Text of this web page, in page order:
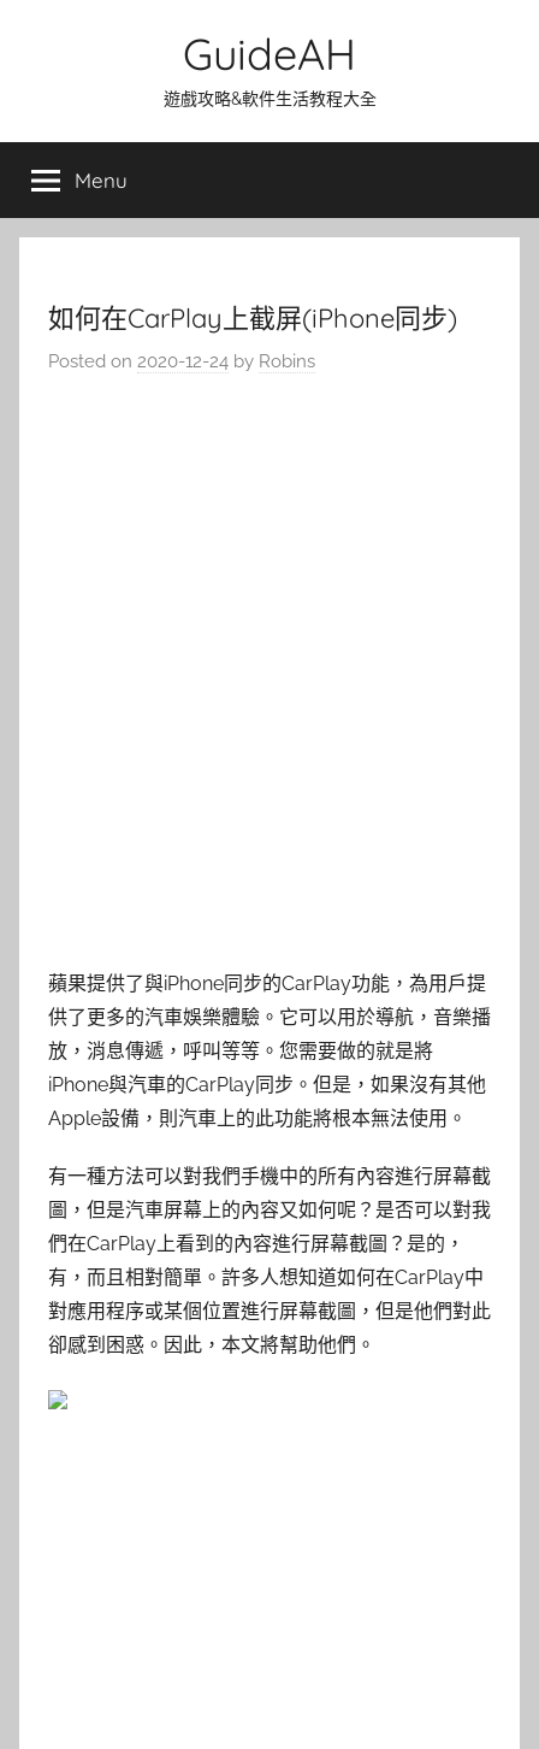
GuideAH
遊戲攻略&軟件生活教程大全
Menu
如何在CarPlay上截屏(iPhone同步)
Posted on 2020-12-24 by Robins
蘋果提供了與iPhone同步的CarPlay功能，為用戶提
供了更多的汽車娛樂體驗。它可以用於導航，音樂播
放，消息傳遞，呼叫等等。您需要做的就是將
iPhone與汽車的CarPlay同步。但是，如果沒有其他
Apple設備，則汽車上的此功能將根本無法使用。
有一種方法可以對我們手機中的所有內容進行屏幕截
圖，但是汽車屏幕上的內容又如何呢？是否可以對我
們在CarPlay上看到的內容進行屏幕截圖？是的，
有，而且相對簡單。許多人想知道如何在CarPlay中
對應用程序或某個位置進行屏幕截圖，但是他們對此
卻感到困惑。因此，本文將幫助他們。